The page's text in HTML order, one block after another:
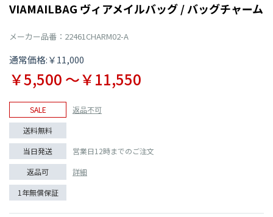
VIAMAILBAG ヴィアメイルバッグ / バッグチャーム
メーカー品番：22461CHARM02-A
通常価格:￥11,000
￥5,500 〜￥11,550
SALE
返品不可
送料無料
当日発送
営業日12時までのご注文
返品可
詳細
1年無償保証